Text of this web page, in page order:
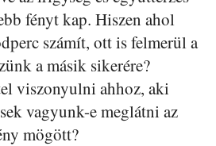
fényt kap. Hiszen ahol
számít, ott is felmerül a
a másik sikerére?
viszonyulni ahhoz, aki
vagyunk-e meglátni az
mögött?